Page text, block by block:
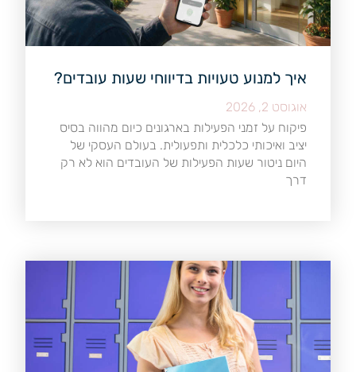
איך למנוע טעויות בדיווחי שעות עובדים?
אוגוסט 2, 2026
פיקוח על זמני הפעילות בארגונים כיום מהווה בסיס
יציב ואיכותי כלכלית ותפעולית. בעולם העסקי של
היום ניטור שעות הפעילות של העובדים הוא לא רק
דרך